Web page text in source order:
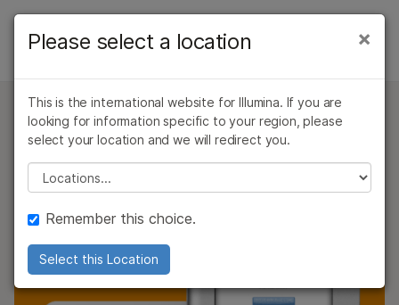
学习
支持
推荐内容链接
MiSeqDx基因测序仪概览
规格
应用和方法
产品和服务
订购
支持
MiSeqDx基因测序仪规格
癌症研究
微生物学
农业基因组学
复杂疾病
临床肿瘤学
生殖健康
遗传病和罕见病
×
Please select a location
This is the international website for Illumina. If you are
looking for information specific to your region, please
select your location and we will redirect you.
Please select a location
Remember this choice.
Select this Location